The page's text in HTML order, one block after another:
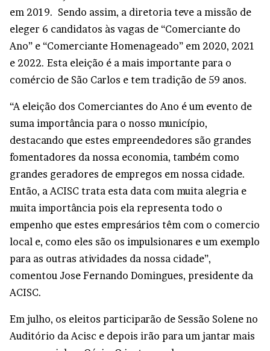
em 2019. Sendo assim, a diretoria teve a missão de
eleger 6 candidatos às vagas de “Comerciante do
Ano” e “Comerciante Homenageado” em 2020, 2021
e 2022. Esta eleição é a mais importante para o
comércio de São Carlos e tem tradição de 59 anos.
“A eleição dos Comerciantes do Ano é um evento de
suma importância para o nosso município,
destacando que estes empreendedores são grandes
fomentadores da nossa economia, também como
grandes geradores de empregos em nossa cidade.
Então, a ACISC trata esta data com muita alegria e
muita importância pois ela representa todo o
empenho que estes empresários têm com o comercio
local e, como eles são os impulsionares e um exemplo
para as outras atividades da nossa cidade”,
comentou Jose Fernando Domingues, presidente da
ACISC.
Em julho, os eleitos participarão de Sessão Solene no
Auditório da Acisc e depois irão para um jantar mais